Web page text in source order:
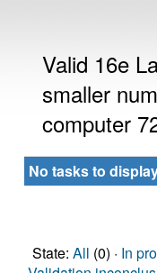
Valid 16e
smaller
computer
No tasks to
State: All (0) · In